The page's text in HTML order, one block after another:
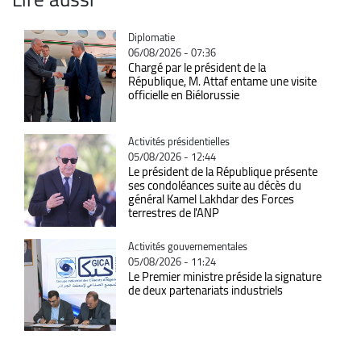
Catégorie
Diplomatie
06/08/2026 - 07:36
Chargé par le président de la
République, M. Attaf entame une visite
officielle en Biélorussie
Catégorie
Activités présidentielles
05/08/2026 - 12:44
Le président de la République présente
ses condoléances suite au décès du
général Kamel Lakhdar des Forces
terrestres de l'ANP
Catégorie
Activités gouvernementales
05/08/2026 - 11:24
Le Premier ministre préside la signature
de deux partenariats industriels